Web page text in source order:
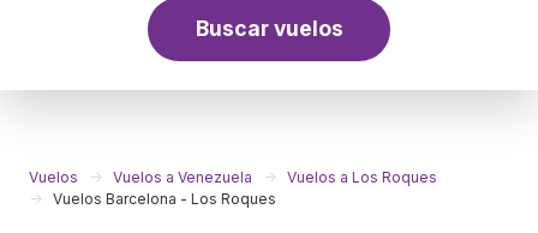
Buscar vuelos
Vuelos Vuelos a Venezuela
Vuelos a Los Roques
Vuelos Barcelona - Los Roques